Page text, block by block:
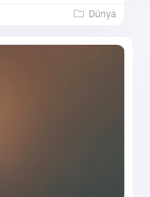
Dünya